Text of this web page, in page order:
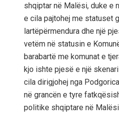
shqiptar në Malësi, duke e
e cila pajtohej me statuset
lartëpërmendura dhe një
vetëm në statusin e
barabartë me komunat e
kjo ishte pjesë e një
cila dirigjohej nga
në grancën e tyre
politike shqiptare në